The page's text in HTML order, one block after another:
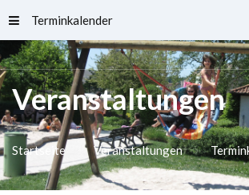
Terminkalender
Veranstaltungen
Startseite Veranstaltungen